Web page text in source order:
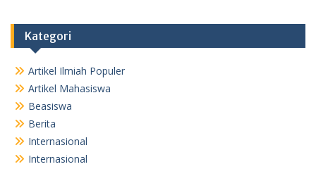
Kategori
Artikel Ilmiah Populer
Artikel Mahasiswa
Beasiswa
Berita
Internasional
Internasional